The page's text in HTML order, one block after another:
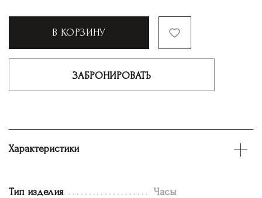
В КОРЗИНУ
ЗАБРОНИРОВАТЬ
Характеристики
Тип изделия Часы